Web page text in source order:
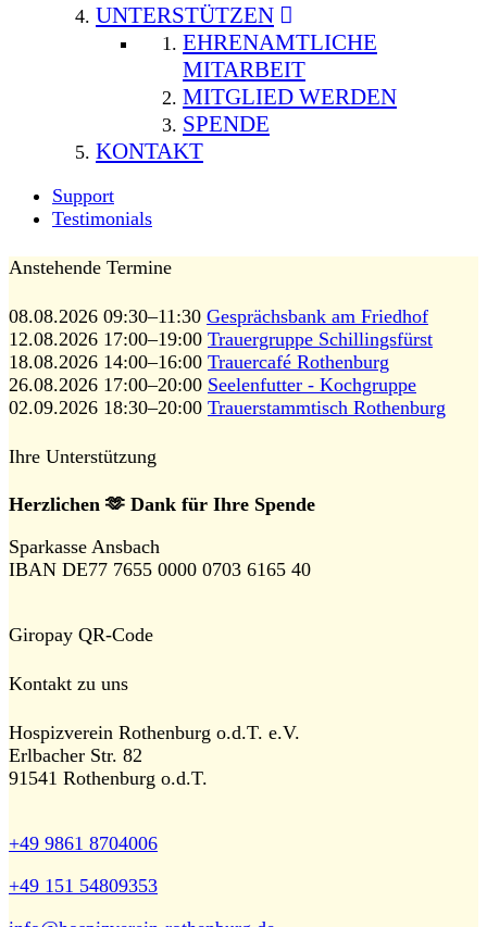
UNTERSTÜTZEN
EHRENAMTLICHE
MITARBEIT
MITGLIED WERDEN
SPENDE
KONTAKT
Support
Testimonials
Anstehende Termine
08.08.2026 09:30–11:30 Gesprächsbank am Friedhof
12.08.2026 17:00–19:00 Trauergruppe Schillingsfürst
18.08.2026 14:00–16:00 Trauercafé Rothenburg
26.08.2026 17:00–20:00 Seelenfutter - Kochgruppe
02.09.2026 18:30–20:00 Trauerstammtisch Rothenburg
Ihre Unterstützung
Herzlichen 🫶 Dank für Ihre Spende
Sparkasse Ansbach
IBAN DE77 7655 0000 0703 6165 40
Giropay QR-Code
Kontakt zu uns
Hospizverein Rothenburg o.d.T. e.V.
Erlbacher Str. 82
91541 Rothenburg o.d.T.
+49 9861 8704006
+49 151 54809353